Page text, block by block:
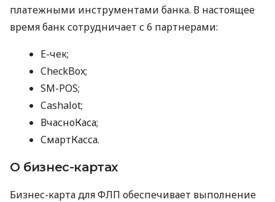
платежными инструментами банка. В настоящее
время банк сотрудничает с 6 партнерами:
E-чек;
CheckBox;
SM-POS;
Cashalot;
ВчасноКаса;
СмартКасса.
О бизнес-картах
Бизнес-карта для ФЛП обеспечивает выполнение